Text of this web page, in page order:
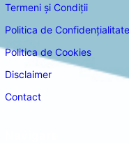
Termeni și Condiții
Politica de Confidențialitate
Politica de Cookies
Disclaimer
Contact